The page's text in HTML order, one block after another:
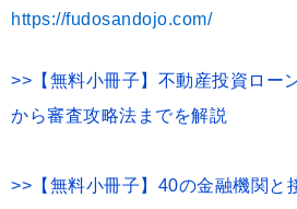
https://fudosandojo.com/
>>【無料小冊子】不動産投資ロー
から審査攻略法までを解説
>>【無料小冊子】40の金融機関と